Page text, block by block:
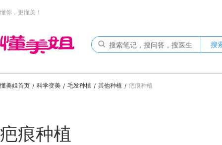
懂你，更懂美！
搜
懂美姐首页 / 科学变美 / 毛发种植 / 其他种植 / 疤痕种植
疤痕种植